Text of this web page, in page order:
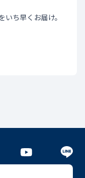
いち早くお届け。